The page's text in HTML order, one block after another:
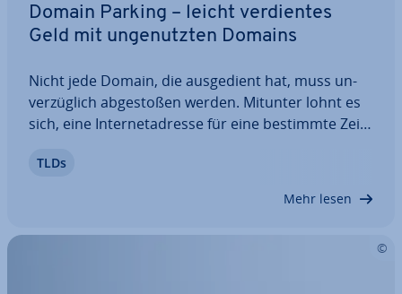
Domain Parking – leicht ver­dien­tes
Geld mit un­ge­nutz­ten Domains
Nicht jede Domain, die aus­ge­dient hat, muss un­
ver­züg­lich ab­ge­sto­ßen werden. Mitunter lohnt es
sich, eine In­ter­net­adres­se für eine bestimmte Zeit­
um Wer­be­ein­nah­men zu ge­ne­rie­ren. Dies ver­
schafft Domain-Inhabern ein Zeit­fens­ter, sich…
TLDs
Mehr lesen